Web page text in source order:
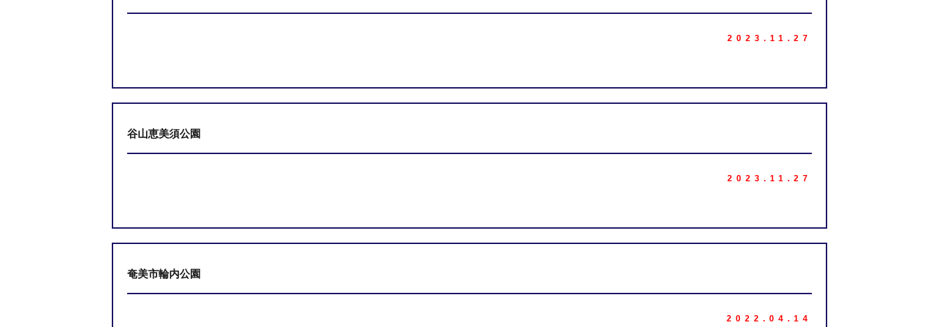
2023.11.27
谷山恵美須公園
2023.11.27
奄美市輪内公園
2022.04.14